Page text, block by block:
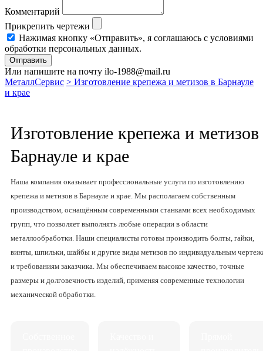
Комментарий
Прикрепить чертежи
Нажимая кнопку «Отправить», я соглашаюсь с условиями
обработки персональных данных.
Отправить
Или напишите на почту ilo-1988@mail.ru
МеталлСервис > Изготовление крепежа и метизов в Барнауле
и крае
Изготовление крепежа и метизов
Барнауле и крае
Наша компания оказывает профессиональные услуги по изготовлению
крепежа и метизов в Барнауле и крае. Мы располагаем собственным
производством, оснащённым современными станками всех необходимых
групп, что позволяет выполнять любые операции в области
металлообработки. Наши специалисты готовы производить болты, гайки,
винты, шпильки, шайбы и другие виды метизов по индивидуальным
и требованиям заказчика. Мы обеспечиваем высокое качество, точные
размеры и долговечность изделий, применяя современные технологии
механической обработки.